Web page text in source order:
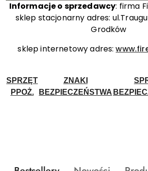
Informacje o sprzedawcy: firma
sklep stacjonarny adres:
Grodków
sklep internetowy adres:
SPRZĘT
PPOŻ.
ZNAKI
BEZPIECZEŃSTWA